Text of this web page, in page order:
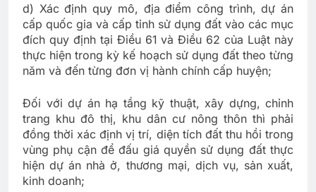
d) Xác định quy mô, địa điểm công trình, dự án
cấp quốc gia và cấp tỉnh sử dụng đất vào các mục
đích quy định tại Điều 61 và Điều 62 của Luật này
thực hiện trong kỳ kế hoạch sử dụng đất theo từng
năm và đến từng đơn vị hành chính cấp huyện;
Đối với dự án hạ tầng kỹ thuật, xây dựng, chỉnh
trang khu đô thị, khu dân cư nông thôn thì phải
đồng thời xác định vị trí, diện tích đất thu hồi trong
vùng phụ cận để đấu giá quyền sử dụng đất thực
hiện dự án nhà ở, thương mại, dịch vụ, sản xuất,
kinh doanh;